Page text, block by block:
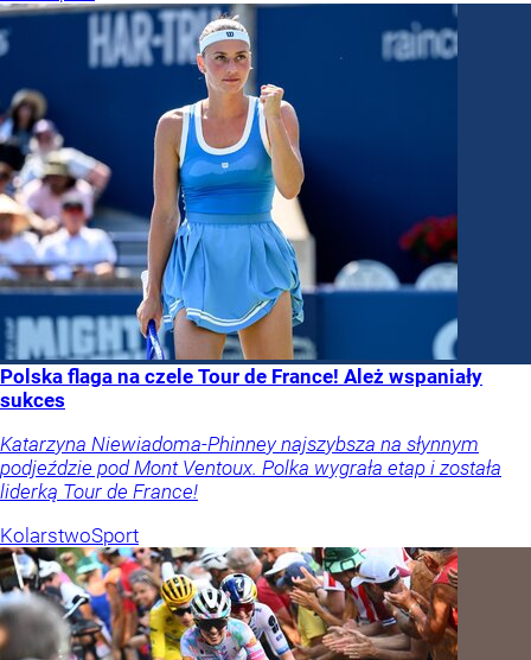
Polska flaga na czele Tour de France! Ależ wspaniały
sukces
Katarzyna Niewiadoma-Phinney najszybsza na słynnym
podjeździe pod Mont Ventoux. Polka wygrała etap i została
liderką Tour de France!
KolarstwoSport